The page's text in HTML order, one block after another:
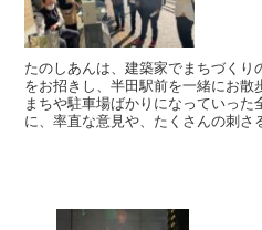
街には、あの街のあれが無いから嫌
は自分だということに、多くの人が
毎日を、自分を、大切に。 たのしあ
のまちお茶部を運営してくれる方々
方になるべく開けられています。
てくださいね #半田駅前 #蔵のま
たのしあんは、建築家でまちづくり
をお招きし、半田駅前を一緒にお
まちや駐車場ばかりになっていっ
に、率直な意見や、たくさんの刺さ